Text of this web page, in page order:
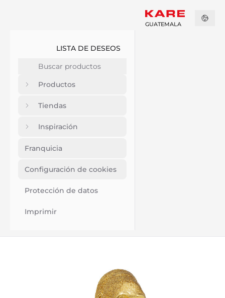
LISTA DE DESEOS
Productos
Tiendas
Inspiración
Franquicia
Configuración de cookies
Protección de datos
Imprimir
GUATEMALA